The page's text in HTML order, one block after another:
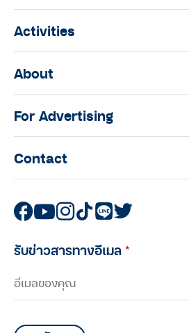
Activities
About
For Advertising
Contact
รับข่าวสารทางอีเมล*